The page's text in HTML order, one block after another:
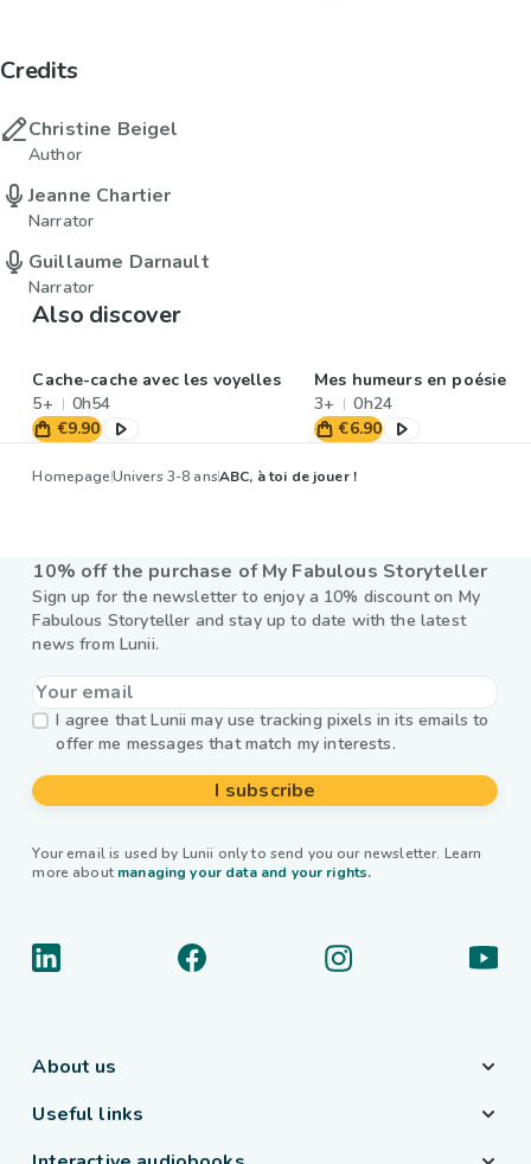
Credits
Christine Beigel
Author
Jeanne Chartier
Narrator
Guillaume Darnault
Narrator
Also discover
Cache-cache avec les voyelles
5+
0h54
€9.90
Mes humeurs en poésie
3+
0h24
€6.90
HomepageUnivers 3-8 ansABC, à toi de jouer !
10% off the purchase of My Fabulous Storyteller
Sign up for the newsletter to enjoy a 10% discount on My
Fabulous Storyteller and stay up to date with the latest
news from Lunii.
I agree that Lunii may use tracking pixels in its emails to
offer me messages that match my interests.
I subscribe
Your email is used by Lunii only to send you our newsletter. Learn
more about managing your data and your rights.
About us
Useful links